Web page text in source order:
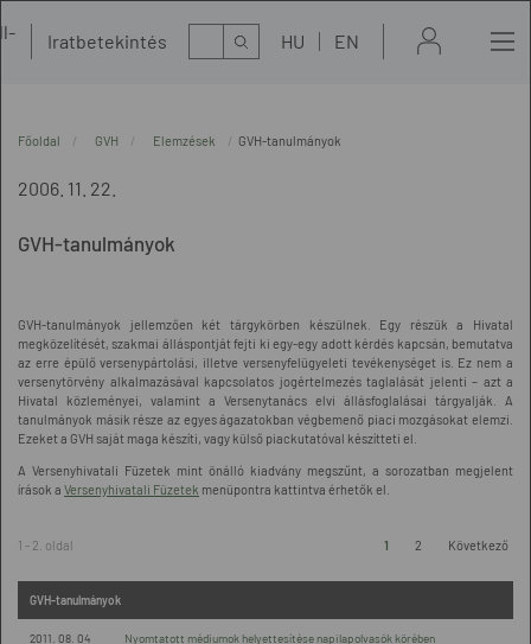
Iratbetekintés Kereső HU EN
Főoldal GVH Elemzések GVH-tanulmányok
2006. 11. 22.
GVH-tanulmányok
GVH-tanulmányok jellemzően két tárgykörben készülnek. Egy részük a Hivatal
megközelítését, szakmai álláspontját fejti ki egy-egy adott kérdés kapcsán, bemutatva
az erre épülő versenypártolási, illetve versenyfelügyeleti tevékenységet is. Ez nem a
versenytörvény alkalmazásával kapcsolatos jogértelmezés taglalását jelenti – azt a
Hivatal közleményei, valamint a Versenytanács elvi állásfoglalásai tárgyalják. A
tanulmányok másik része az egyes ágazatokban végbemenő piaci mozgásokat elemzi.
Ezeket a GVH saját maga készíti, vagy külső piackutatóval készítteti el.
A Versenyhivatali Füzetek mint önálló kiadvány megszűnt, a sorozatban megjelent
írások a Versenyhivatali Füzetek menüpontra kattintva érhetők el.
1 - 2. oldal 1 2 Következő
GVH-tanulmányok
2011. 08. 04 Nyomtatott médiumok helyettesítése napilapolvasók körében